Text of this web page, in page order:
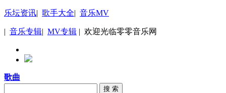
乐坛资讯| 歌手大全| 音乐MV
| 音乐专辑| MV专辑 | 欢迎光临零零音乐网
歌曲
搜 索